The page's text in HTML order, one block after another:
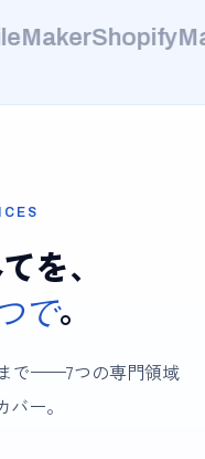
Shopify
を、
で。
で——7つの専門領域
ー。